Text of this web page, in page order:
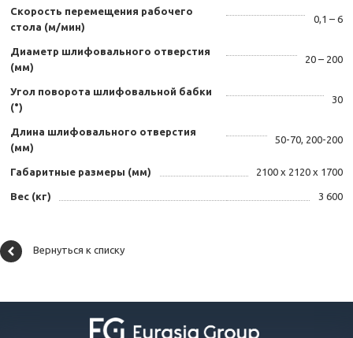
Скорость перемещения рабочего
стола (м/мин)
0,1 – 6
Диаметр шлифовального отверстия
(мм)
20 – 200
Угол поворота шлифовальной бабки
(°)
30
Длина шлифовального отверстия
(мм)
50-70, 200-200
Габаритные размеры (мм) 2100 х 2120 х 1700
Вес (кг) 3 600
Вернуться к списку